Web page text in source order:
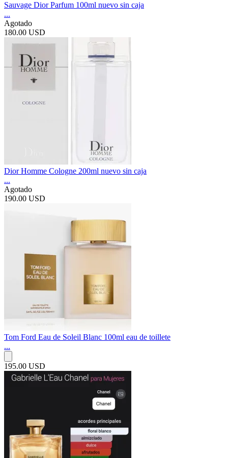
Sauvage Dior Parfum 100ml nuevo sin caja
...
Agotado
180.00 USD
Dior Homme Cologne 200ml nuevo sin caja
...
Agotado
190.00 USD
Tom Ford Eau de Soleil Blanc 100ml eau de toillete
...
195.00 USD